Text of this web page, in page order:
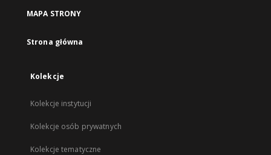
MAPA STRONY
Strona główna
Kolekcje
Kolekcje instytucji
Kolekcje osób prywatnych
Kolekcje tematyczne